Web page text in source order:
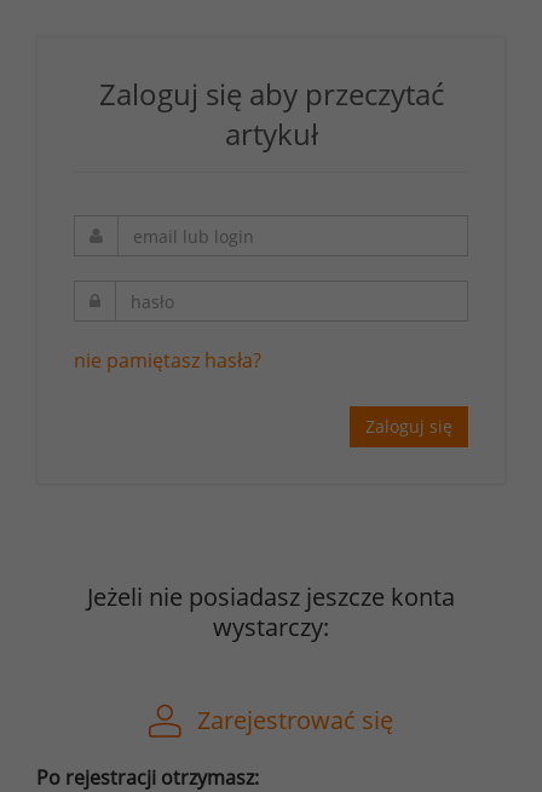
Zaloguj się aby przeczytać
artykuł
nie pamiętasz hasła?
Zaloguj się
Jeżeli nie posiadasz jeszcze konta
wystarczy:
Zarejestrować się
Po rejestracji otrzymasz: